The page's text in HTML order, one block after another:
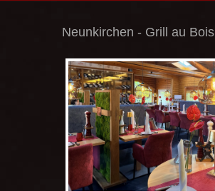
Neunkirchen - Grill au Bois